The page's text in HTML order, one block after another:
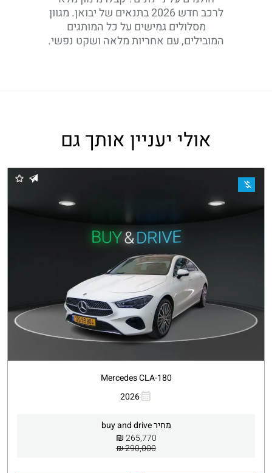
לרכב חדש 2026 בתנאים של יבואן. מגוון
מסלולים גמישים על כל המותגים
המובילים, עם אחריות מלאה ושקט נפשי.
אולי יעניין אותך גם
Mercedes CLA-180
2026
מחיר buy and drive
265,770
₪
290,000 ₪